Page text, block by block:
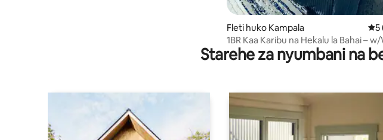
Fleti huko Kampala
5
1BR Kaa Karibu na Hekalu la Bahai –
fi, AC, SMART TV
Starehe za nyumbani na